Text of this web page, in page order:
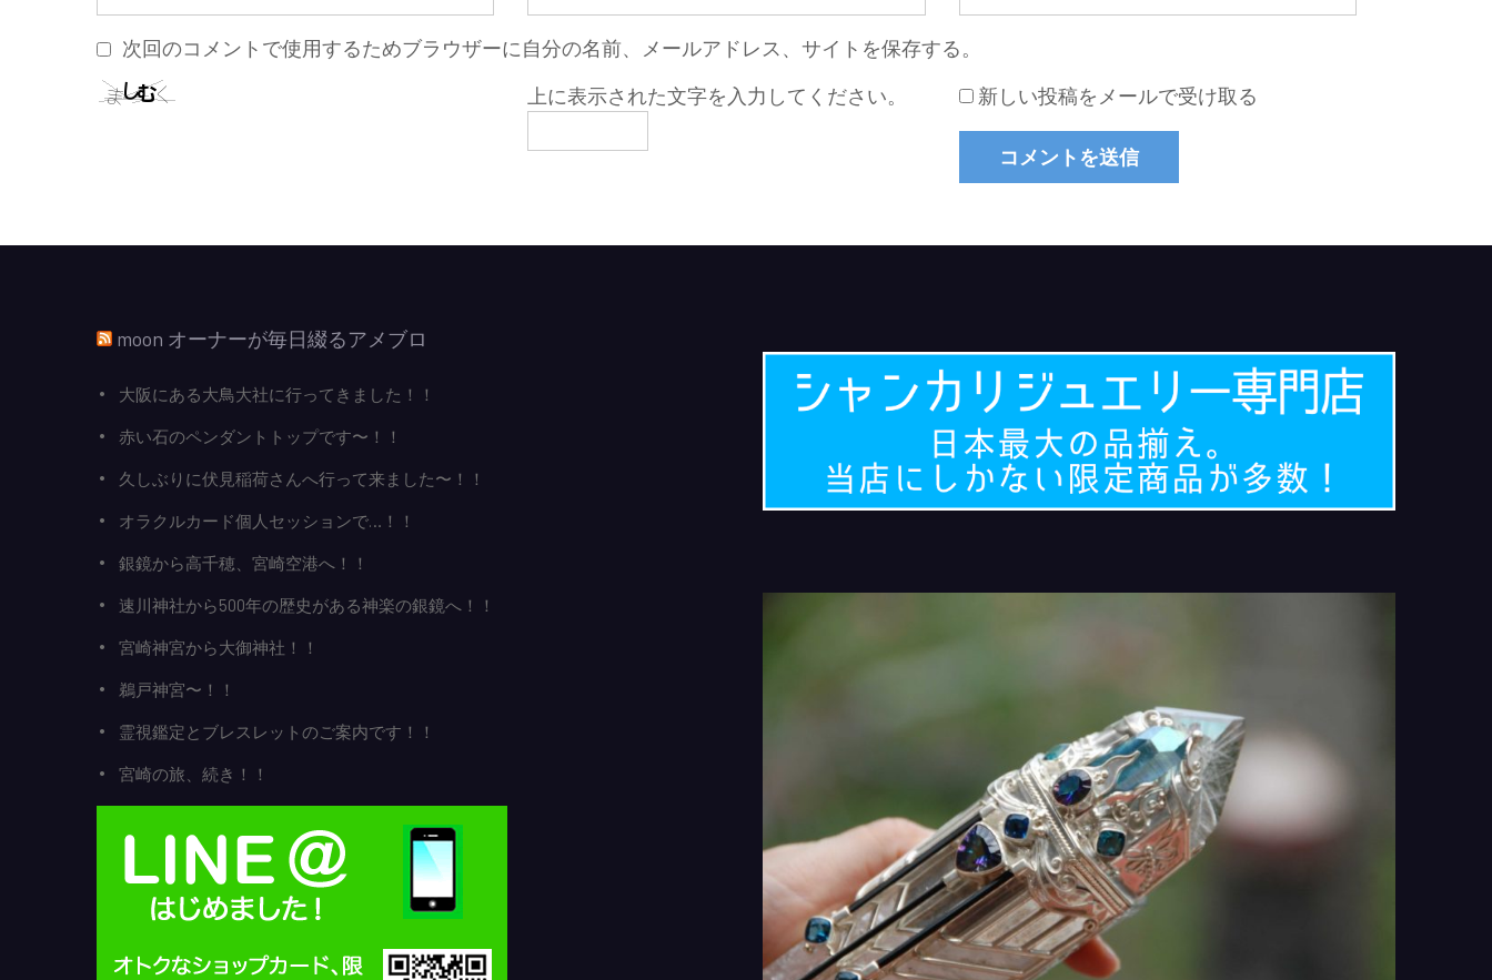
次回のコメントで使用するためブラウザーに自分の名前、メールアドレス、サイトを保存する。
上に表示された文字を入力してください。
新しい投稿をメールで受け取る
moon オーナーが毎日綴るアメブロ
大阪にある大鳥大社に行ってきました！！
赤い石のペンダントトップです〜！！
久しぶりに伏見稲荷さんへ行って来ました〜！！
オラクルカード個人セッションで…！！
銀鏡から高千穂、宮崎空港へ！！
速川神社から500年の歴史がある神楽の銀鏡へ！！
宮崎神宮から大御神社！！
鵜戸神宮〜！！
霊視鑑定とブレスレットのご案内です！！
宮崎の旅、続き！！